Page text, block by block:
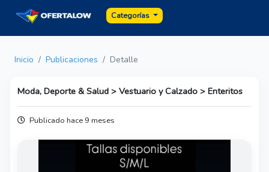
Categorías
Inicio Publicaciones Detalle
Moda, Deporte & Salud > Vestuario y Calzado > Enteritos
Publicado hace 9 meses